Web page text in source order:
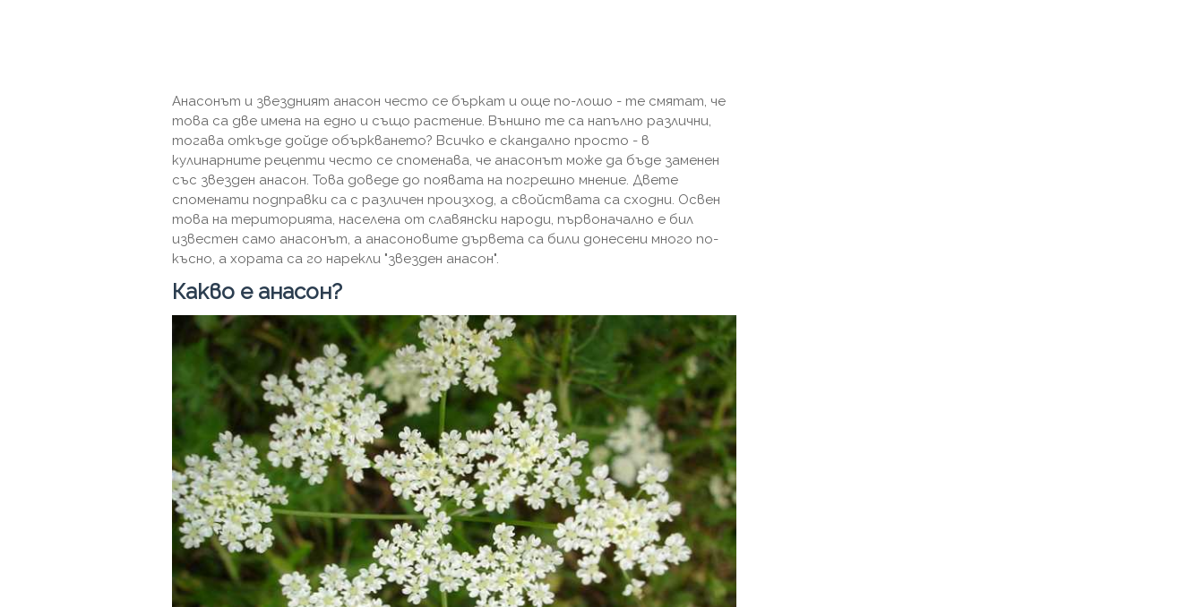
Анасонът и звездният анасон често се бъркат и още по-лошо - те смятат, че
това са две имена на едно и също растение. Външно те са напълно различни,
тогава откъде дойде объркването? Всичко е скандално просто - в
кулинарните рецепти често се споменава, че анасонът може да бъде заменен
със звезден анасон. Това доведе до появата на погрешно мнение. Двете
споменати подправки са с различен произход, а свойствата са сходни. Освен
това на територията, населена от славянски народи, първоначално е бил
известен само анасонът, а анасоновите дървета са били донесени много по-
късно, а хората са го нарекли "звезден анасон".
Какво е анасон?